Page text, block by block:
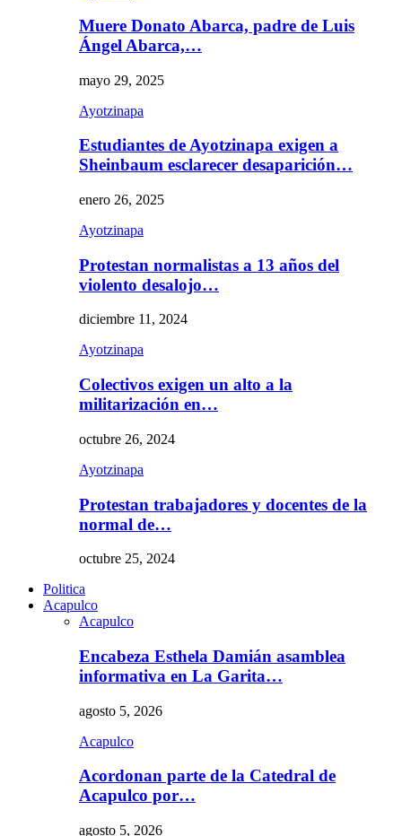
Muere Donato Abarca, padre de Luis
Ángel Abarca,…
mayo 29, 2025
Ayotzinapa
Estudiantes de Ayotzinapa exigen a
Sheinbaum esclarecer desaparición…
enero 26, 2025
Ayotzinapa
Protestan normalistas a 13 años del
violento desalojo…
diciembre 11, 2024
Ayotzinapa
Colectivos exigen un alto a la
militarización en…
octubre 26, 2024
Ayotzinapa
Protestan trabajadores y docentes de la
normal de…
octubre 25, 2024
Politica
Acapulco
Acapulco
Encabeza Esthela Damián asamblea
informativa en La Garita…
agosto 5, 2026
Acapulco
Acordonan parte de la Catedral de
Acapulco por…
agosto 5, 2026